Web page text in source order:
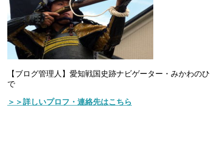
【ブログ管理人】愛知戦国史跡ナビゲーター・みかわのひ
で
＞＞詳しいプロフ・連絡先はこちら